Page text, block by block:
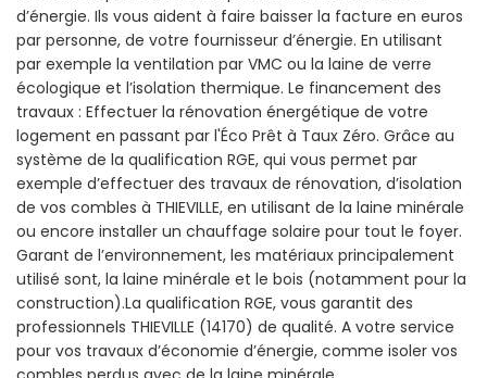
d’énergie. Ils vous aident à faire baisser la facture en euros
par personne, de votre fournisseur d’énergie. En utilisant
par exemple la ventilation par VMC ou la laine de verre
écologique et l’isolation thermique. Le financement des
travaux : Effectuer la rénovation énergétique de votre
logement en passant par l'Éco Prêt à Taux Zéro. Grâce au
système de la qualification RGE, qui vous permet par
exemple d’effectuer des travaux de rénovation, d’isolation
de vos combles à THIEVILLE, en utilisant de la laine minérale
ou encore installer un chauffage solaire pour tout le foyer.
Garant de l’environnement, les matériaux principalement
utilisé sont, la laine minérale et le bois (notamment pour la
construction).La qualification RGE, vous garantit des
professionnels THIEVILLE (14170) de qualité. A votre service
pour vos travaux d’économie d’énergie, comme isoler vos